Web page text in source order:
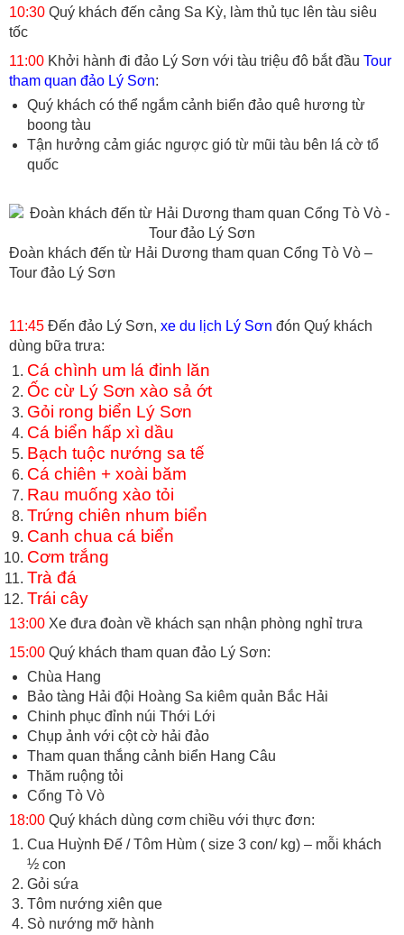
10:30 Quý khách đến cảng Sa Kỳ, làm thủ tục lên tàu siêu
tốc
11:00 Khởi hành đi đảo Lý Sơn với tàu triệu đô bắt đầu Tour
tham quan đảo Lý Sơn:
Quý khách có thể ngắm cảnh biển đảo quê hương từ
boong tàu
Tận hưởng cảm giác ngược gió từ mũi tàu bên lá cờ tổ
quốc
Đoàn khách đến từ Hải Dương tham quan Cổng Tò Vò –
Tour đảo Lý Sơn
11:45 Đến đảo Lý Sơn, xe du lịch Lý Sơn đón Quý khách
dùng bữa trưa:
Cá chình um lá đinh lăn
Ốc cừ Lý Sơn xào sả ớt
Gỏi rong biển Lý Sơn
Cá biển hấp xì dầu
Bạch tuộc nướng sa tế
Cá chiên + xoài băm
Rau muống xào tỏi
Trứng chiên nhum biển
Canh chua cá biển
Cơm trắng
Trà đá
Trái cây
13:00 Xe đưa đoàn về khách sạn nhận phòng nghỉ trưa
15:00 Quý khách tham quan đảo Lý Sơn:
Chùa Hang
Bảo tàng Hải đội Hoàng Sa kiêm quản Bắc Hải
Chinh phục đỉnh núi Thới Lới
Chụp ảnh với cột cờ hải đảo
Tham quan thắng cảnh biển Hang Câu
Thăm ruộng tỏi
Cổng Tò Vò
18:00 Quý khách dùng cơm chiều với thực đơn:
Cua Huỳnh Đế / Tôm Hùm ( size 3 con/ kg) – mỗi khách
½ con
Gỏi sứa
Tôm nướng xiên que
Sò nướng mỡ hành